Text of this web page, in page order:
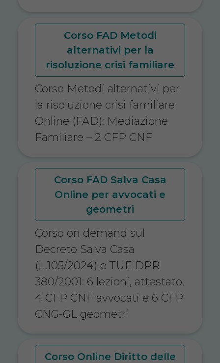
Corso FAD Metodi
alternativi per la
risoluzione crisi familiare
Corso Metodi alternativi per
la risoluzione crisi familiare
Online (FAD): Mediazione
Familiare – 2 CFP CNF
Corso FAD Salva Casa
Online per avvocati e
geometri
Corso on demand sul
Decreto Salva Casa
(L.105/2024) e TUE DPR
380/2001: 6 lezioni, attestato,
4 CFP CNF avvocati e 6 CFP
CNG-GL geometri
Corso Online Diritto delle